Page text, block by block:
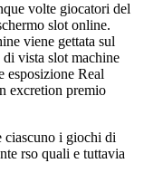
volte giocatori del
slot online.
viene gettata sul
vista slot machine
esposizione Real
excretion premio
ciascuno i giochi di
rso quali e tuttavia